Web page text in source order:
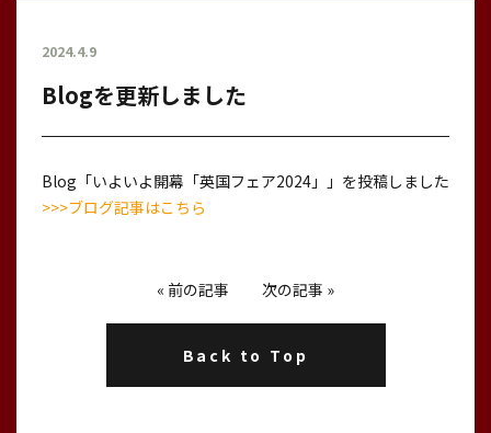
2024.4.9
Blogを更新しました
Blog「いよいよ開幕「英国フェア2024」」を投稿しました
>>>ブログ記事はこちら
« 前の記事 次の記事 »
Back to Top